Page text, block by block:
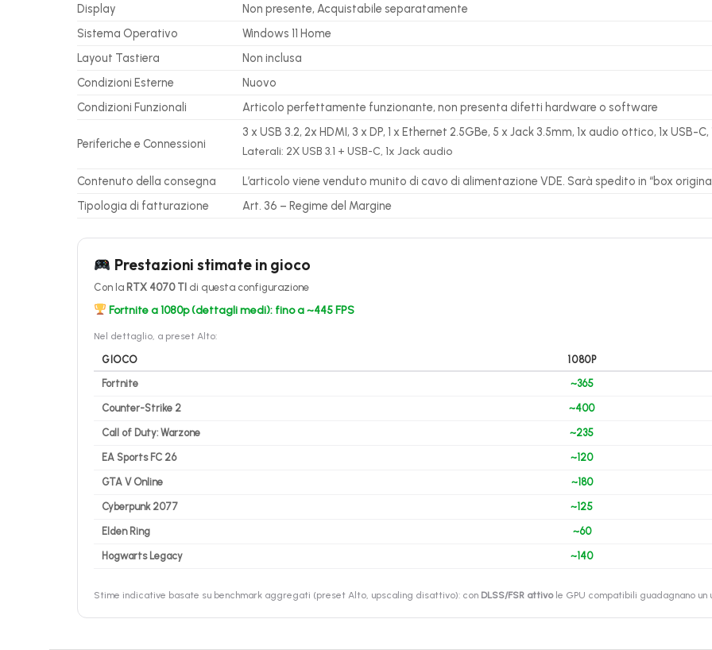
Display
Non presente, Acquistabile separatamente
Sistema Operativo
Windows 11 Home
Layout Tastiera
Non inclusa
Condizioni Esterne
Nuovo
Condizioni Funzionali
Articolo perfettamente funzionante, non presenta difetti hardware o software
Periferiche e Connessioni
3 x USB 3.2, 2x HDMI, 3 x DP, 1 x Ethernet 2.5GBe, 5 x Jack 3.5mm, 1x audio ottico, 1x
Laterali: 2X USB 3.1 + USB-C, 1x Jack audio
Contenuto della consegna
L’articolo viene venduto munito di cavo di alimentazione VDE. Sarà spedito in “box
Tipologia di fatturazione
Art. 36 – Regime del Margine
Prestazioni stimate in gioco
Con la RTX 4070 TI di questa configurazione
Fortnite a 1080p (dettagli medi): fino a ~445 FPS
Nel dettaglio, a preset Alto:
GIOCO
1080P
Fortnite
~365
Counter-Strike 2 ~400
Call of Duty: Warzone ~235
EA Sports FC 26 ~120
GTA V Online ~180
Cyberpunk 2077 ~125
Elden Ring ~60
Hogwarts Legacy ~140
Stime indicative basate su benchmark aggregati (preset Alto, upscaling disattivo): con DLSS/FSR attivole GPU compatibili guadagnano un